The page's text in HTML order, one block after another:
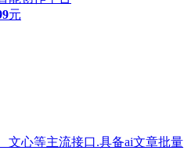
元
文心等主流接口.具备ai文章批量